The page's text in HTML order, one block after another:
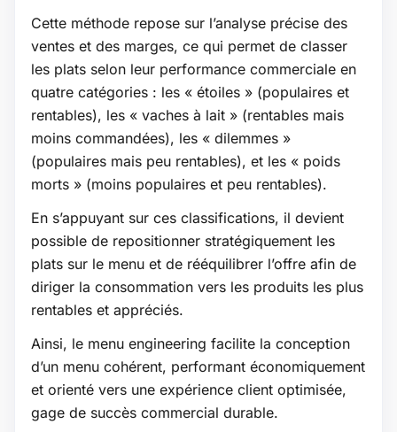
Cette méthode repose sur l’analyse précise des
ventes et des marges, ce qui permet de classer
les plats selon leur performance commerciale en
quatre catégories : les « étoiles » (populaires et
rentables), les « vaches à lait » (rentables mais
moins commandées), les « dilemmes »
(populaires mais peu rentables), et les « poids
morts » (moins populaires et peu rentables).
En s’appuyant sur ces classifications, il devient
possible de repositionner stratégiquement les
plats sur le menu et de rééquilibrer l’offre afin de
diriger la consommation vers les produits les plus
rentables et appréciés.
Ainsi, le menu engineering facilite la conception
d’un menu cohérent, performant économiquement
et orienté vers une expérience client optimisée,
gage de succès commercial durable.